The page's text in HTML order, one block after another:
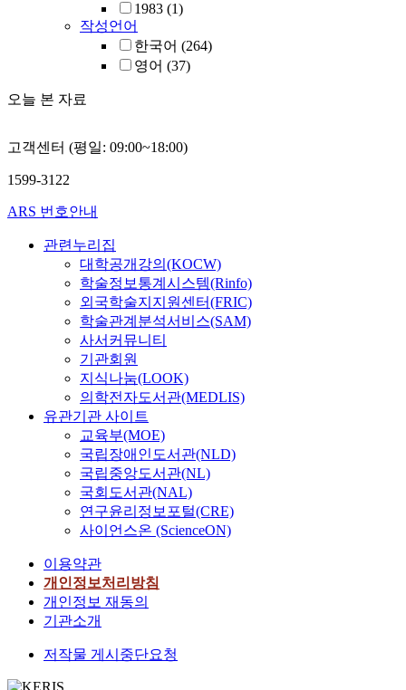
1983 (1)
작성언어
한국어 (264)
영어 (37)
오늘 본 자료
고객센터 (평일: 09:00~18:00)
1599-3122
ARS 번호안내
관련누리집
대학공개강의(KOCW)
학술정보통계시스템(Rinfo)
외국학술지지원센터(FRIC)
학술관계분석서비스(SAM)
사서커뮤니티
기관회원
지식나눔(LOOK)
의학전자도서관(MEDLIS)
유관기관 사이트
교육부(MOE)
국립장애인도서관(NLD)
국립중앙도서관(NL)
국회도서관(NAL)
연구윤리정보포털(CRE)
사이언스온 (ScienceON)
이용약관
개인정보처리방침
개인정보 재동의
기관소개
저작물 게시중단요청